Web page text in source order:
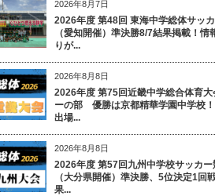
2026年8月7日
2026年度 第48回 東海中学総体サッ
（愛知開催）準決勝8/7結果掲載！情
りが...
2026年8月8日
2026年度 第75回近畿中学総合体育大
ーの部 優勝は京都精華学園中学校
出場...
2026年8月8日
2026年度 第57回九州中学校サッカー
（大分県開催）準決勝、5位決定1回
果...